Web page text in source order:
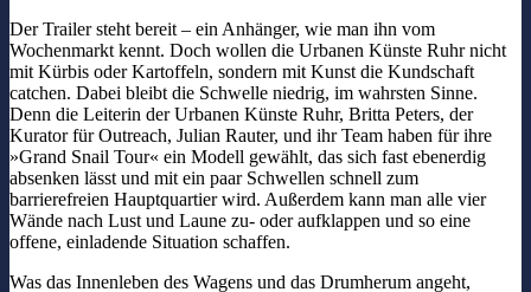
Der Trailer steht bereit – ein Anhänger, wie man ihn vom
Wochenmarkt kennt. Doch wollen die Urbanen Künste Ruhr nicht
mit Kürbis oder Kartoffeln, sondern mit Kunst die Kundschaft
catchen. Dabei bleibt die Schwelle niedrig, im wahrsten Sinne.
Denn die Leiterin der Urbanen Künste Ruhr, Britta Peters, der
Kurator für Outreach, Julian Rauter, und ihr Team haben für ihre
»Grand Snail Tour« ein Modell gewählt, das sich fast ebenerdig
absenken lässt und mit ein paar Schwellen schnell zum
barrierefreien Hauptquartier wird. Außerdem kann man alle vier
Wände nach Lust und Laune zu- oder aufklappen und so eine
offene, einladende Situation schaffen.
Was das Innenleben des Wagens und das Drumherum angeht,